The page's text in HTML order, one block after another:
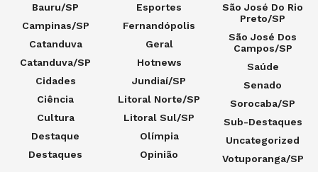
Bauru/SP
Campinas/SP
Catanduva
Catanduva/SP
Cidades
Ciência
Cultura
Destaque
Destaques
Esportes
Fernandópolis
Geral
Hotnews
Jundiaí/SP
Litoral Norte/SP
Litoral Sul/SP
Olímpia
Opinião
São José Do Rio
Preto/SP
São José Dos
Campos/SP
Saúde
Senado
Sorocaba/SP
Sub-Destaques
Uncategorized
Votuporanga/SP